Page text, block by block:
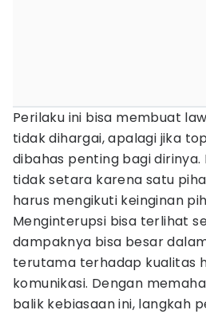
Perilaku ini bisa membuat
tidak dihargai, apalagi jika
dibahas penting bagi dirinya.
tidak setara karena satu
harus mengikuti keinginan
Menginterupsi bisa terlihat
dampaknya bisa besar
terutama terhadap kualitas
komunikasi. Dengan
balik kebiasaan ini, langkah